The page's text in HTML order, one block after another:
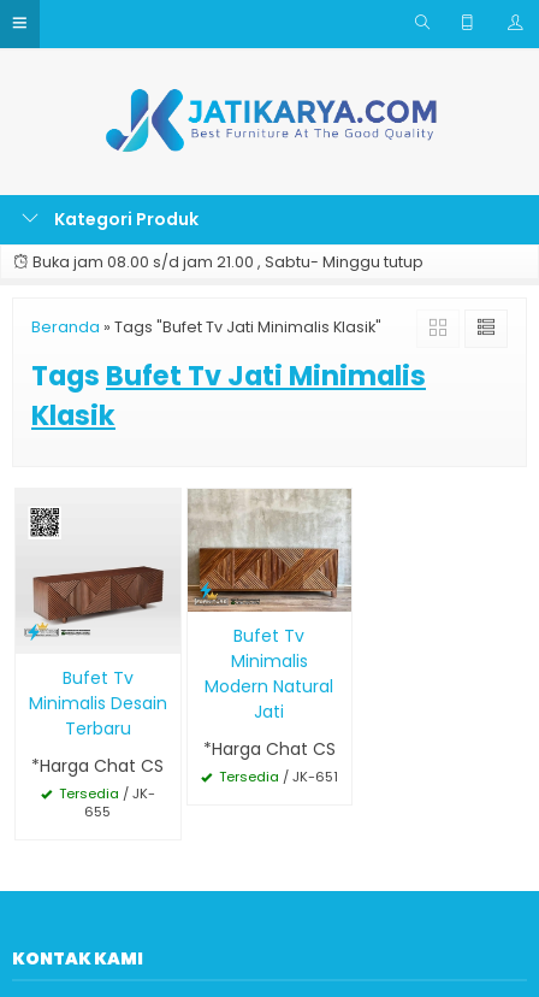
Kategori Produk
Buka jam 08.00 s/d jam 21.00 , Sabtu- Minggu tutup
Beranda » Tags "Bufet Tv Jati Minimalis Klasik"
Tags Bufet Tv Jati Minimalis
Klasik
Bufet Tv
Minimalis Desain
Terbaru
*Harga Chat CS
Tersedia / JK-
655
Bufet Tv
Minimalis
Modern Natural
Jati
*Harga Chat CS
Tersedia / JK-651
KONTAK KAMI